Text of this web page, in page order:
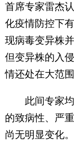
首席专家雷杰
化疫情防控下
现病毒变异株
但变异株的入
情还处在大范
此间专家均
的致病性、严
尚无明显变化